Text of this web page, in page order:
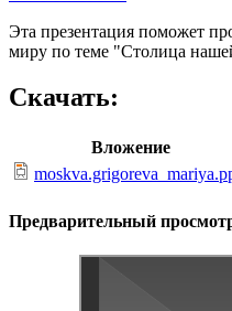
Эта презентация поможет
миру по теме "Столица
Скачать:
Вложение
Предварительный